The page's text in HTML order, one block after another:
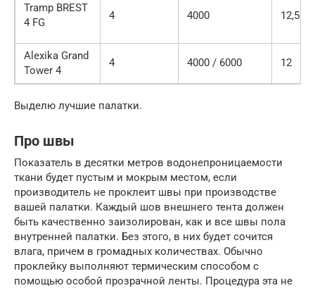
Tramp BREST
4 FG
4 4000 12,5
Alexika Grand
Tower 4
4 4000 / 6000 12
Выделю лучшие палатки.
Про швы
Показатель в десятки метров водонепроницаемости
ткани будет пустым и мокрым местом, если
производитель не проклеит швы при производстве
вашей палатки. Каждый шов внешнего тента должен
быть качественно заизолирован, как и все швы пола
внутренней палатки. Без этого, в них будет сочится
влага, причем в громадных количествах. Обычно
проклейку выполняют термическим способом с
помощью особой прозрачной ленты. Процедура эта не